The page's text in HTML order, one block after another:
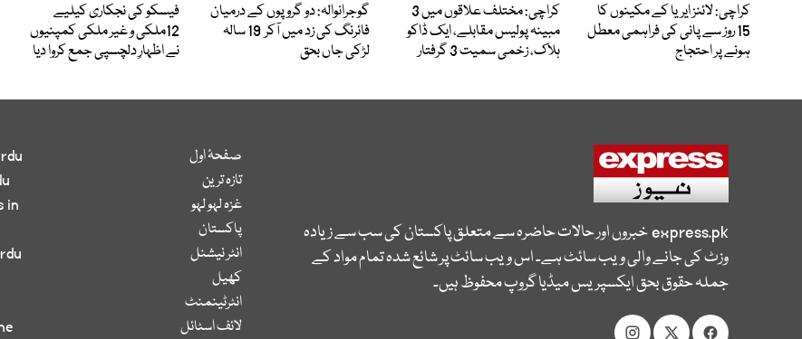
کراچی: لائنز ایریا کے مکینوں کا
15 روز سے پانی کی فراہمی معطل
ہونے پر احتجاج
کراچی: مختلف علاقوں میں 3
مبینہ پولیس مقابلے، ایک ڈاکو
ہلاک، زخمی سمیت 3 گرفتار
گوجرانوالہ: دو گروپوں کے درمیان
فائرنگ کی زد میں آکر 19 سالہ
لڑکی جاں بحق
فیسکو کی نجکاری کیلیے
12ملکی و غیر ملکی کمپنیوں
نے اظہارِ دلچسپی جمع کروا دیا
express.pkخبروں اور حالات حاضرہ سے متعلق پاکستان کی سب سے زیادہ
وزٹ کی جانے والی ویب سائٹ ہے۔ اس ویب سائٹ پر شائع شدہ تمام مواد کے
جملہ حقوق بحق ایکسپریس میڈیا گروپ محفوظ ہیں۔
صفحۂ اول
تازہ ترین
غزہ لہو لہو
پاکستان
انٹر نیشنل
کھیل
انٹرٹینمنٹ
لائف اسٹائل
in